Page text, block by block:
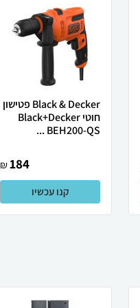
Black & Decker פטישון
חוטי Black+Decker
BEH200-QS ...
184
₪
קנו עכשיו